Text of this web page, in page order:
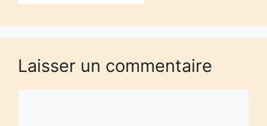
Laisser un commentaire